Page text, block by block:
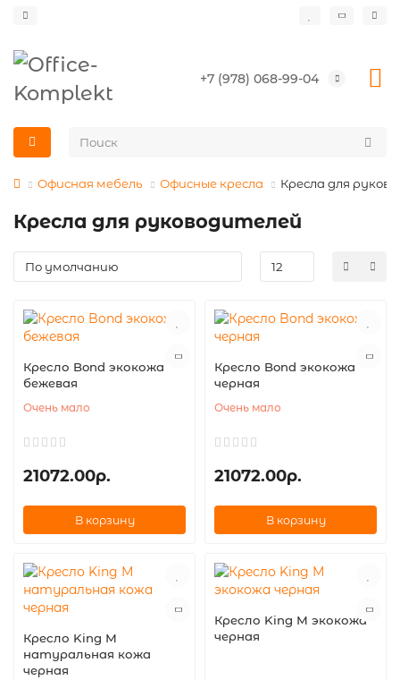
+7 (978) 068-99-04
Офисная мебель Офисные кресла Кресла для
Кресла для руководителей
Кресло Bond экокожа
бежевая
Очень мало
21072.00р.
В корзину
Кресло Bond экокожа
черная
Очень мало
21072.00р.
В корзину
Кресло King М
натуральная кожа
черная
Кресло King М экокожа
черная